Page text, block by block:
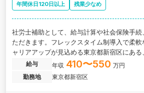
年間休日120日以上
残業少なめ
社労士補助として、給与計算や社会保険手
ただきます。フレックスタイム制導入で柔
ャリアアップが見込める東京都新宿区にあ
小企業まで幅広い経験が積める社労士法人の
給与 年収 410〜550 万円
勤務地
東京都新宿区